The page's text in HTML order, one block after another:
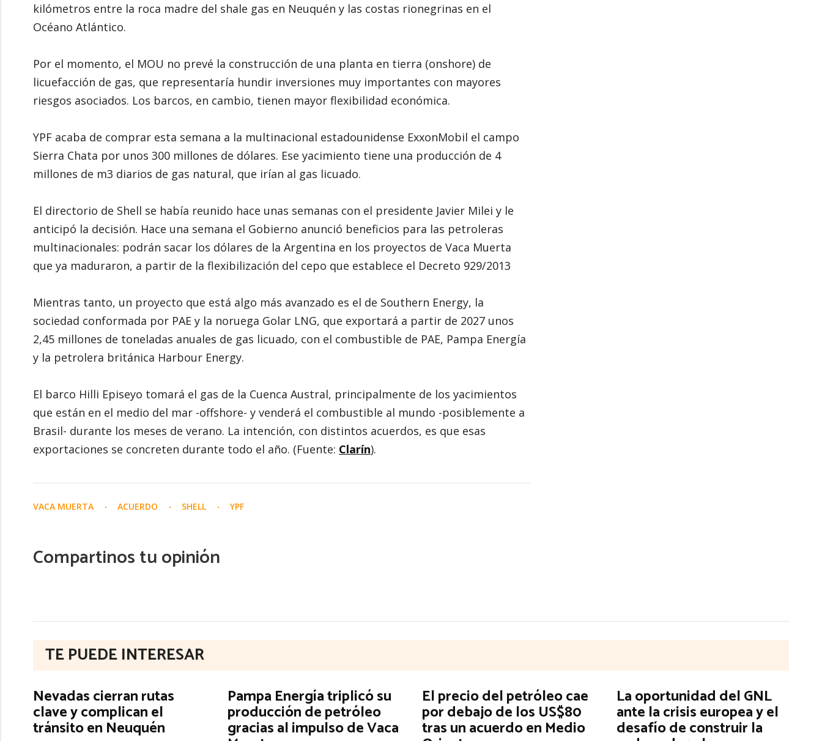
kilómetros entre la roca madre del shale gas en Neuquén y las costas rionegrinas en el
Océano Atlántico.
Por el momento, el MOU no prevé la construcción de una planta en tierra (onshore) de
licuefacción de gas, que representaría hundir inversiones muy importantes con mayores
riesgos asociados. Los barcos, en cambio, tienen mayor flexibilidad económica.
YPF acaba de comprar esta semana a la multinacional estadounidense ExxonMobil el campo
Sierra Chata por unos 300 millones de dólares. Ese yacimiento tiene una producción de 4
millones de m3 diarios de gas natural, que irían al gas licuado.
El directorio de Shell se había reunido hace unas semanas con el presidente Javier Milei y le
anticipó la decisión. Hace una semana el Gobierno anunció beneficios para las petroleras
multinacionales: podrán sacar los dólares de la Argentina en los proyectos de Vaca Muerta
que ya maduraron, a partir de la flexibilización del cepo que establece el Decreto 929/2013
Mientras tanto, un proyecto que está algo más avanzado es el de Southern Energy, la
sociedad conformada por PAE y la noruega Golar LNG, que exportará a partir de 2027 unos
2,45 millones de toneladas anuales de gas licuado, con el combustible de PAE, Pampa Energía
y la petrolera británica Harbour Energy.
El barco Hilli Episeyo tomará el gas de la Cuenca Austral, principalmente de los yacimientos
que están en el medio del mar -offshore- y venderá el combustible al mundo -posiblemente a
Brasil- durante los meses de verano. La intención, con distintos acuerdos, es que esas
exportaciones se concreten durante todo el año. (Fuente: Clarín).
VACA MUERTA ACUERDO SHELL YPF
Compartinos tu opinión
TE PUEDE INTERESAR
Nevadas cierran rutas
clave y complican el
tránsito en Neuquén
Pampa Energía triplicó su
producción de petróleo
gracias al impulso de Vaca
El precio del petróleo cae
por debajo de los US$80
tras un acuerdo en Medio
La oportunidad del GNL
ante la crisis europea y el
desafío de construir la